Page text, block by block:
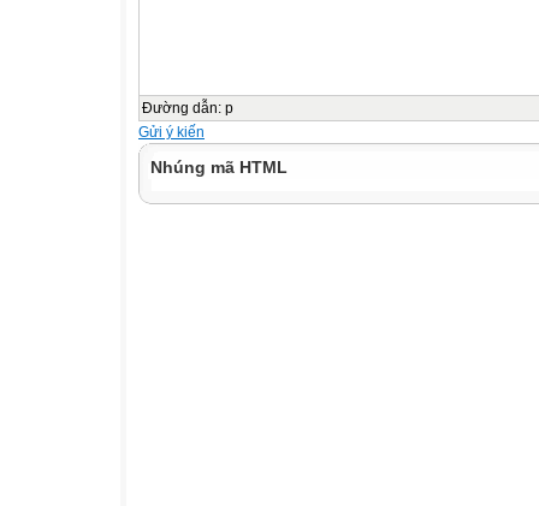
Đường dẫn: p
Gửi ý kiến
Nhúng mã HTML